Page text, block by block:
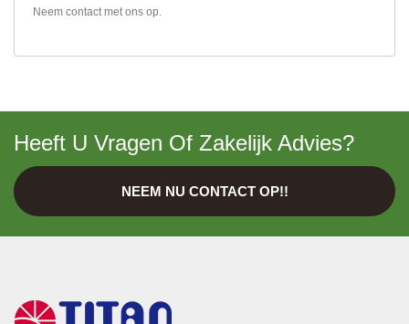
Neem contact met ons op.
Heeft U Vragen Of Zakelijk Advies?
NEEM NU CONTACT OP!!